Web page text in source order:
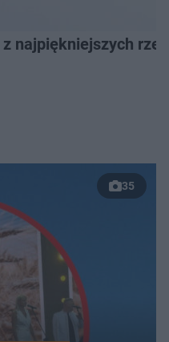
najpiękniejszych
35